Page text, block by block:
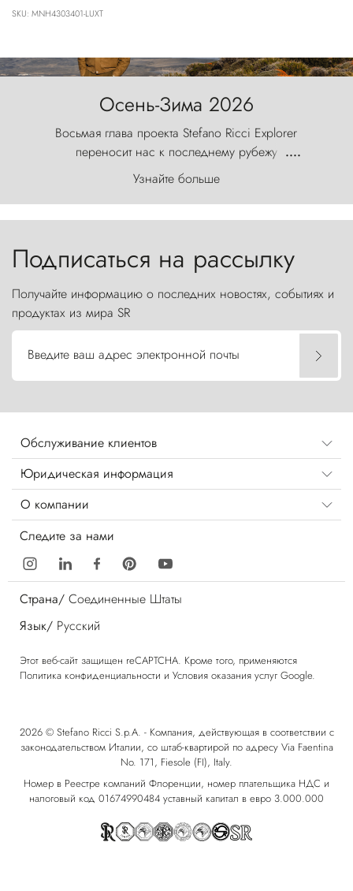
SKU: MNH4303401-LUXT
Осень-Зима 2026
Восьмая глава проекта Stefano Ricci Explorer
переносит нас к последнему рубежу
первозданного мира, где ветер с
первобытной яростью ваяет ландшафт, а пики
Торрес-дель-Пайне, словно каменные стражи,
....
Узнайте больше
Подписаться на рассылку
Получайте информацию о последних новостях, событиях и
продуктах из мира SR
Введите ваш адрес электронной почты
Обслуживание клиентов
Юридическая информация
О компании
Следите за нами
Страна/ Соединенные Штаты
Язык/ Русский
Этот веб-сайт защищен reCAPTCHA. Кроме того, применяются
Политика конфиденциальности и Условия оказания услуг Google.
2026 © Stefano Ricci S.p.A. - Компания, действующая в соответствии с
законодательством Италии, со штаб-квартирой по адресу Via Faentina
No. 171, Fiesole (FI), Italy.
Номер в Реестре компаний Флоренции, номер плательщика НДС и
налоговый код 01674990484 уставный капитал в евро 3.000.000